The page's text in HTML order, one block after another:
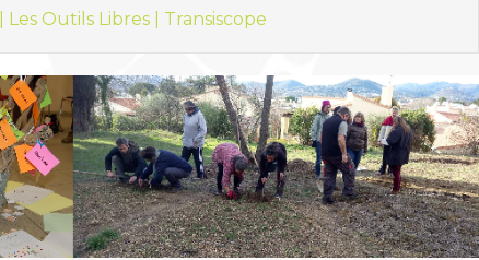
Les Outils Libres | Transiscope